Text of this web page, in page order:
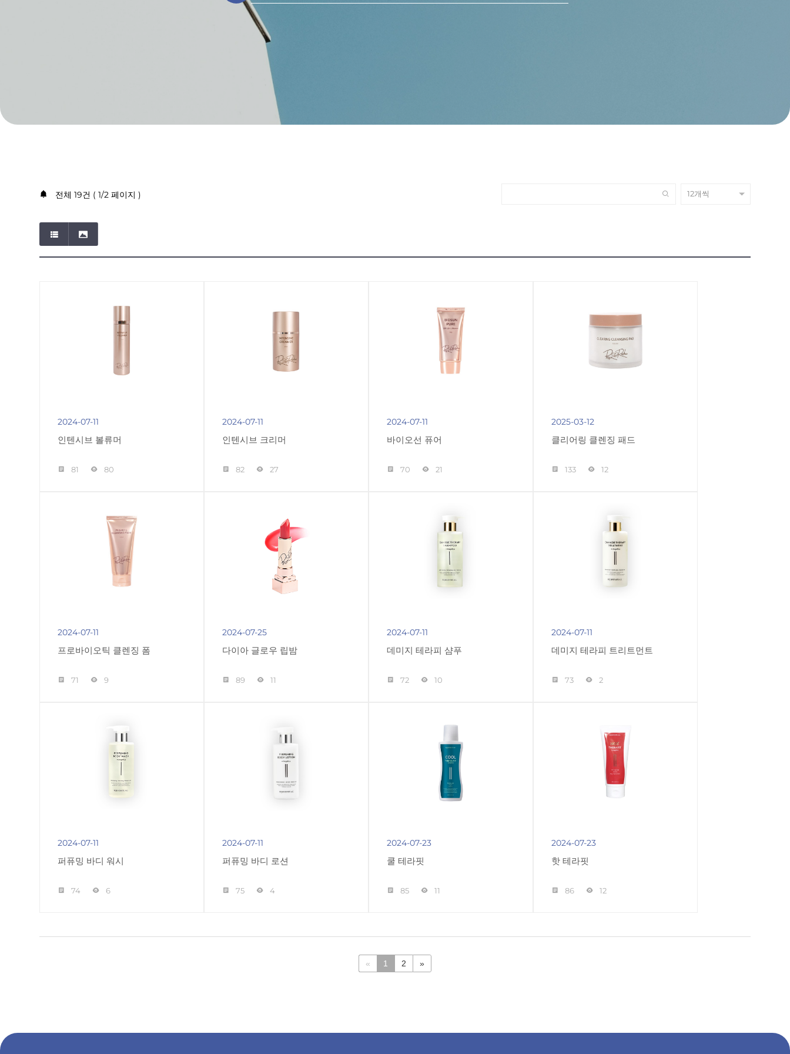
전체 19건 ( 1/2 페이지 )
2024-07-11
인텐시브 볼류머
81 80
2024-07-11
인텐시브 크리머
82 27
2024-07-11
바이오선 퓨어
70 21
2025-03-12
클리어링 클렌징 패드
133 12
2024-07-11
프로바이오틱 클렌징 폼
71 9
2024-07-25
다이아 글로우 립밤
89 11
2024-07-11
데미지 테라피 샴푸
72 10
2024-07-11
데미지 테라피 트리트먼트
73 2
2024-07-11
퍼퓨밍 바디 워시
74 6
2024-07-11
퍼퓨밍 바디 로션
75 4
2024-07-23
쿨 테라핏
85 11
2024-07-23
핫 테라핏
86 12
« 1 2 »